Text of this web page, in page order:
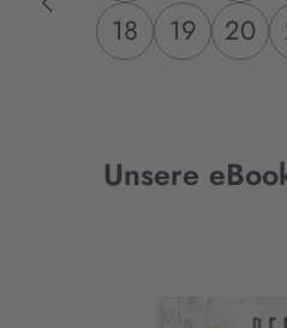
18
19 20
Unsere